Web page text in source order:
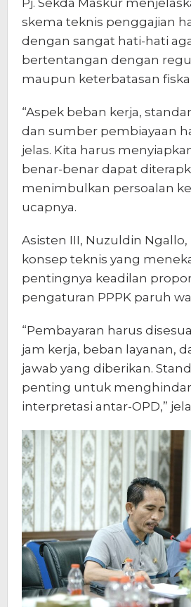
skema teknis penggajian
dengan sangat hati-hati
bertentangan dengan
maupun keterbatasan
“Aspek beban kerja,
dan sumber pembiayaan
jelas. Kita harus
benar-benar dapat
menimbulkan persoalan
ucapnya.
Asisten III, Nuzuldin
konsep teknis yang
pentingnya keadilan
pengaturan PPPK paruh
“Pembayaran harus
jam kerja, beban layanan,
jawab yang diberikan.
penting untuk
interpretasi antar-OPD,”